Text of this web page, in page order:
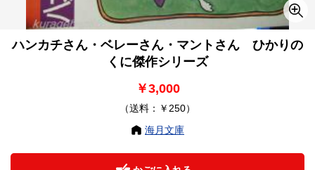
ハンカチさん・ベレーさん・マントさん ひかりの
くに傑作シリーズ
￥3,000
（送料：￥250）
海月文庫